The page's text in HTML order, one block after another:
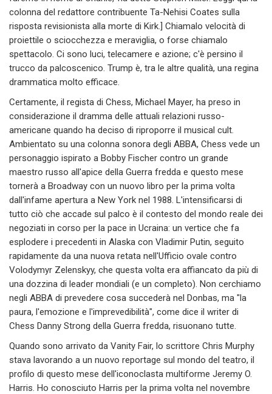
colonna del redattore contribuente Ta-Nehisi Coates sulla
risposta revisionista alla morte di Kirk.] Chiamalo velocità di
proiettile o sciocchezza e meraviglia, o forse chiamalo
spettacolo. Ci sono luci, telecamere e azione; c'è persino il
trucco da palcoscenico. Trump è, tra le altre qualità, una regina
drammatica molto efficace.
Certamente, il regista di Chess, Michael Mayer, ha preso in
considerazione il dramma delle attuali relazioni russo-
americane quando ha deciso di riproporre il musical cult.
Ambientato su una colonna sonora degli ABBA, Chess vede un
personaggio ispirato a Bobby Fischer contro un grande
maestro russo all'apice della Guerra fredda e questo mese
tornerà a Broadway con un nuovo libro per la prima volta
dall'infame apertura a New York nel 1988. L'intensificarsi di
tutto ciò che accade sul palco è il contesto del mondo reale dei
negoziati in corso per la pace in Ucraina: un vertice che fa
esplodere i precedenti in Alaska con Vladimir Putin, seguito
rapidamente da una nuova retata nell'Ufficio ovale contro
Volodymyr Zelenskyy, che questa volta era affiancato da più di
una dozzina di leader mondiali (e un completo). Non cerchiamo
negli ABBA di prevedere cosa succederà nel Donbas, ma "la
paura, l'emozione e l'imprevedibilità", come dice il writer di
Chess Danny Strong della Guerra fredda, risuonano tutte.
Quando sono arrivato da Vanity Fair, lo scrittore Chris Murphy
stava lavorando a un nuovo reportage sul mondo del teatro, il
profilo di questo mese dell'iconoclasta multiforme Jeremy O.
Harris. Ho conosciuto Harris per la prima volta nel novembre